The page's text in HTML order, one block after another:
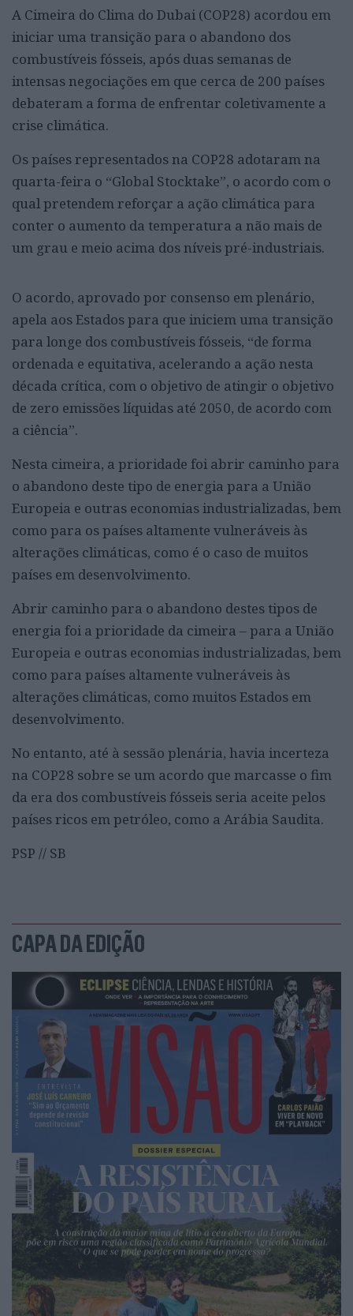
A Cimeira do Clima do Dubai (COP28) acordou em
iniciar uma transição para o abandono dos
combustíveis fósseis, após duas semanas de
intensas negociações em que cerca de 200 países
debateram a forma de enfrentar coletivamente a
crise climática.
Os países representados na COP28 adotaram na
quarta-feira o “Global Stocktake”, o acordo com o
qual pretendem reforçar a ação climática para
conter o aumento da temperatura a não mais de
um grau e meio acima dos níveis pré-industriais.
O acordo, aprovado por consenso em plenário,
apela aos Estados para que iniciem uma transição
para longe dos combustíveis fósseis, “de forma
ordenada e equitativa, acelerando a ação nesta
década crítica, com o objetivo de atingir o objetivo
de zero emissões líquidas até 2050, de acordo com
a ciência”.
Nesta cimeira, a prioridade foi abrir caminho para
o abandono deste tipo de energia para a União
Europeia e outras economias industrializadas, bem
como para os países altamente vulneráveis às
alterações climáticas, como é o caso de muitos
países em desenvolvimento.
Abrir caminho para o abandono destes tipos de
energia foi a prioridade da cimeira – para a União
Europeia e outras economias industrializadas, bem
como para países altamente vulneráveis às
alterações climáticas, como muitos Estados em
desenvolvimento.
No entanto, até à sessão plenária, havia incerteza
na COP28 sobre se um acordo que marcasse o fim
da era dos combustíveis fósseis seria aceite pelos
países ricos em petróleo, como a Arábia Saudita.
PSP // SB
CAPA DA EDIÇÃO